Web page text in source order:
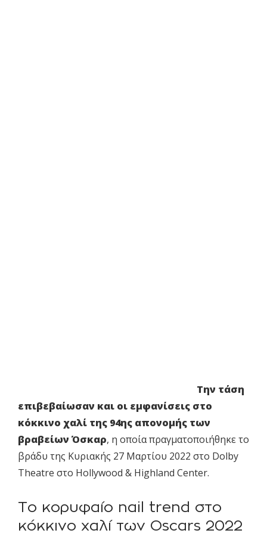
Την τάση
επιβεβαίωσαν και οι εμφανίσεις στο
κόκκινο χαλί της 94ης απονομής των
βραβείων Όσκαρ, η οποία πραγματοποιήθηκε το
βράδυ της Κυριακής 27 Μαρτίου 2022 στο Dolby
Theatre στο Hollywood & Highland Center.
Το κορυφαίο nail trend στο
κόκκινο χαλί των Oscars 2022